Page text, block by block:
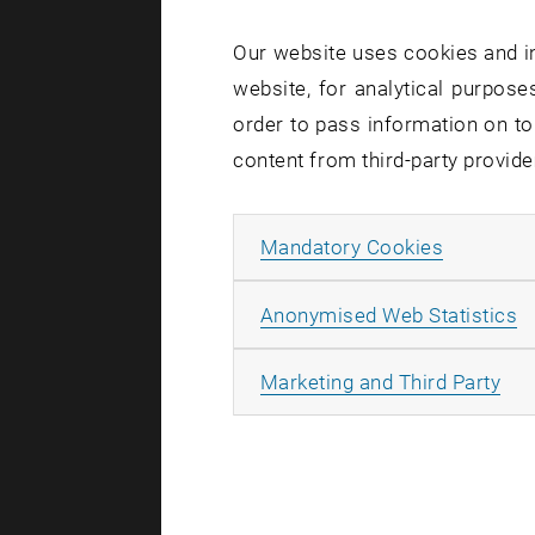
High
welche
zugrunde
Über die
Mag. a
Change
Our website uses cookies and
website, for analytical
order to pass information on
content from third-party
Mandatory Cookies
Anonymised Web Statistics
Marketing and Third Party